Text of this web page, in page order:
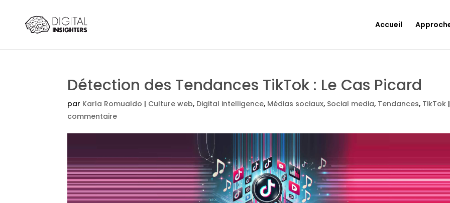
Accueil
Détection des Tendances TikTok : Le Cas Picard
par Karla Romualdo | Culture web, Digital intelligence, Médias sociaux, Social media, Tendances, TikTok |
commentaire